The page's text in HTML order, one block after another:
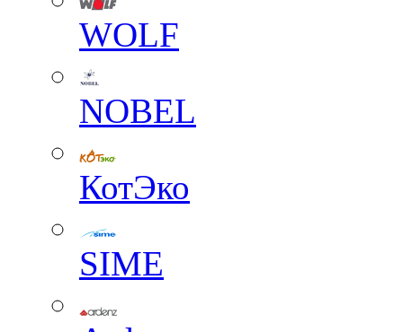
WOLF
NOBEL
КотЭко
SIME